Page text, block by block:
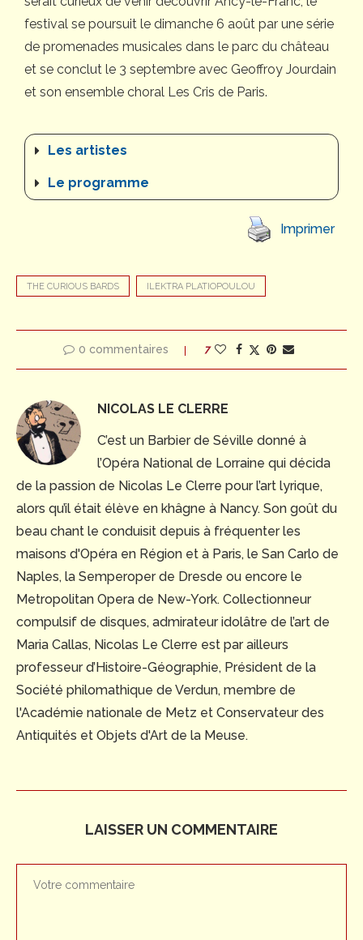
festival se poursuit le dimanche 6 août par une série
de promenades musicales dans le parc du château
et se conclut le 3 septembre avec Geoffroy Jourdain
et son ensemble choral Les Cris de Paris.
Les artistes
Le programme
Imprimer
THE CURIOUS BARDS ILEKTRA PLATIOPOULOU
0 commentaires 7
NICOLAS LE CLERRE
C’est un Barbier de Séville donné à
l’Opéra National de Lorraine qui décida
de la passion de Nicolas Le Clerre pour l’art lyrique,
alors qu’il était élève en khâgne à Nancy. Son goût du
beau chant le conduisit depuis à fréquenter les
maisons d'Opéra en Région et à Paris, le San Carlo de
Naples, la Semperoper de Dresde ou encore le
Metropolitan Opera de New-York. Collectionneur
compulsif de disques, admirateur idolâtre de l’art de
Maria Callas, Nicolas Le Clerre est par ailleurs
professeur d’Histoire-Géographie, Président de la
Société philomathique de Verdun, membre de
l'Académie nationale de Metz et Conservateur des
Antiquités et Objets d'Art de la Meuse.
LAISSER UN COMMENTAIRE